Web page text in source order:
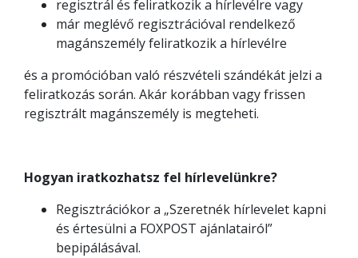
regisztrál és feliratkozik a hírlevélre vagy
már meglévő regisztrációval rendelkező
magánszemély feliratkozik a hírlevélre
és a promócióban való részvételi szándékát jelzi a
feliratkozás során. Akár korábban vagy frissen
regisztrált magánszemély is megteheti.
Hogyan iratkozhatsz fel hírlevelünkre?
Regisztrációkor a „Szeretnék hírlevelet kapni
és értesülni a FOXPOST ajánlatairól”
bepipálásával.